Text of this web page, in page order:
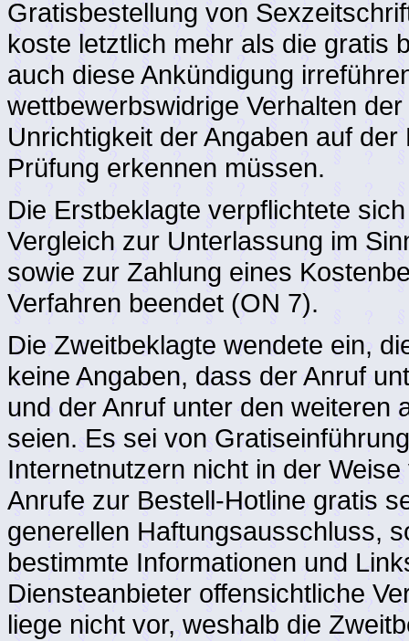
Gratisbestellung von
koste letztlich mehr als die gratis
auch diese Ankündigung
wettbewerbswidrige Verhalten
Unrichtigkeit der Angaben auf
Prüfung erkennen müssen.
Die Erstbeklagte verpflichtete
Vergleich zur Unterlassung im
sowie zur Zahlung eines
Verfahren beendet (ON 7).
Die Zweitbeklagte wendete ein,
keine Angaben, dass der Anruf
und der Anruf unter den weiteren
seien. Es sei von
Internetnutzern nicht in der
Anrufe zur Bestell-Hotline gratis
generellen Haftungsausschluss,
bestimmte Informationen und
Diensteanbieter offensichtliche
liege nicht vor, weshalb die